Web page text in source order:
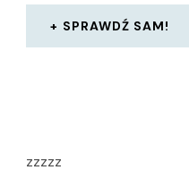
SPRAWDŹ SAM!
zzzzz